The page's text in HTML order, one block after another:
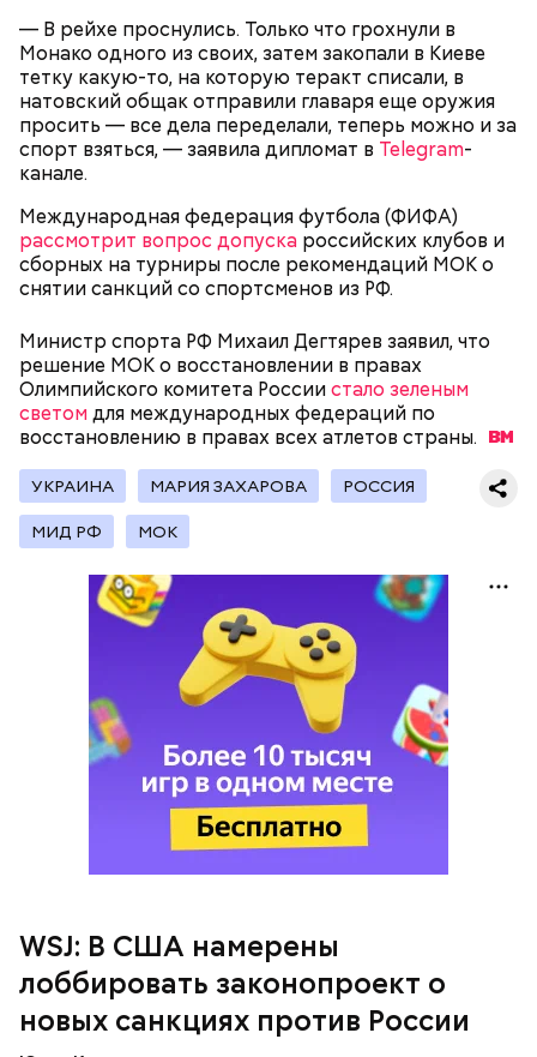
— В рейхе проснулись. Только что грохнули в
Монако одного из своих, затем закопали в Киеве
тетку какую-то, на которую теракт списали, в
натовский общак отправили главаря еще оружия
просить — все дела переделали, теперь можно и за
спорт взяться, — заявила дипломат в Telegram-
канале.
Международная федерация футбола (ФИФА)
рассмотрит вопрос допуска российских клубов и
сборных на турниры после рекомендаций МОК о
снятии санкций со спортсменов из РФ.
Министр спорта РФ Михаил Дегтярев заявил, что
решение МОК о восстановлении в правах
Олимпийского комитета Россиистало зеленым
светомдля международных федераций по
восстановлению в правах всех атлетов страны.
УКРАИНА МАРИЯ ЗАХАРОВА РОССИЯ
МИД РФ МОК
WSJ: В США намерены
лоббировать законопроект о
новых санкциях против России
Европейские чиновники не ждутот президента
*Внесен в России в список террористов и
экстремистов Росфинмониторинга.